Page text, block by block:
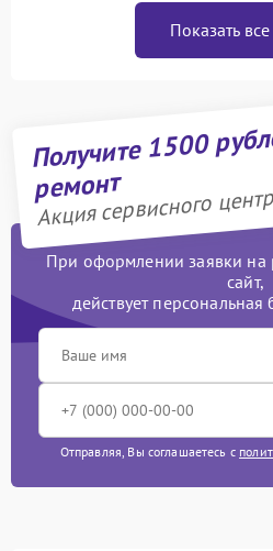
Показать все
Получите 1500
ремонт
Акция сервисного
При оформлении заявки на
сайт,
действует персональная
Отправляя, Вы соглашаетесь с